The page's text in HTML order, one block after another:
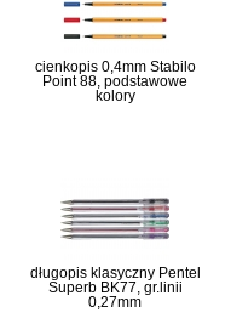
cienkopis 0,4mm Stabilo
Point 88, podstawowe
kolory
długopis klasyczny Pentel
Superb BK77, gr.linii
0,27mm